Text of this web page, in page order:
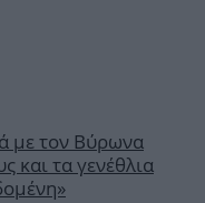
με τον Βύρωνα
και τα γενέθλια